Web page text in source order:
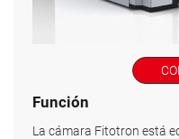
Función
La cámara Fitotron está